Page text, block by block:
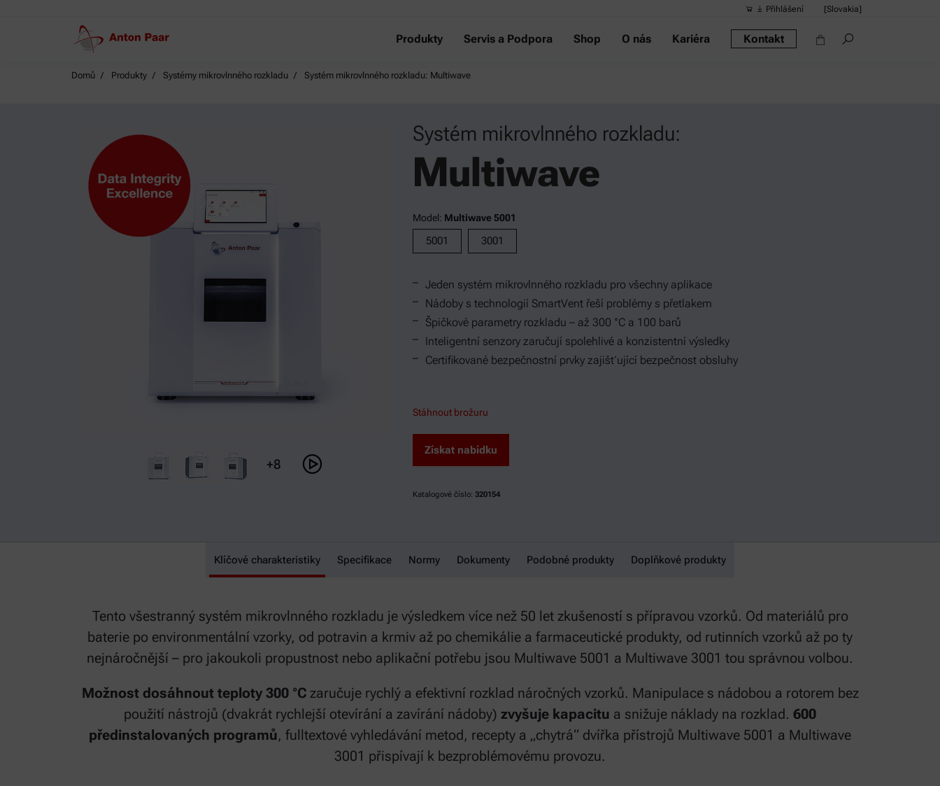
Přihlášení [Slovakia]
Produkty Servis a Podpora Shop O nás Kariéra Kontakt
Domů Produkty Systémy mikrovlnného rozkladu Systém mikrovlnného rozkladu: Multiwave
Systém mikrovlnného rozkladu:
Multiwave
+8
Model: Multiwave 5001
5001 3001
Jeden systém mikrovlnného rozkladu pro všechny aplikace
Nádoby s technologií SmartVent řeší problémy s přetlakem
Špičkové parametry rozkladu – až 300 °C a 100 barů
Inteligentní senzory zaručují spolehlivé a konzistentní výsledky
Certifikované bezpečnostní prvky zajišťující bezpečnost obsluhy
Stáhnout brožuru
Získat nabídku
Katalogové číslo: 320154
Multiwave 5001
Klíčové charakteristiky Specifikace Normy Dokumenty Podobné produkty Doplňkové produkty
Tento všestranný systém mikrovlnného rozkladu je výsledkem více než 50 let zkušeností s přípravou vzorků. Od materiálů pro
baterie po environmentální vzorky, od potravin a krmiv až po chemikálie a farmaceutické produkty, od rutinních vzorků až po ty
nejnáročnější – pro jakoukoli propustnost nebo aplikační potřebu jsou Multiwave 5001 a Multiwave 3001 tou správnou volbou.
Možnost dosáhnout teploty 300 °Czaručuje rychlý a efektivní rozklad náročných vzorků. Manipulace s nádobou a rotorem bez
použití nástrojů (dvakrát rychlejší otevírání a zavírání nádoby) zvyšuje kapacitu a snižuje náklady na rozklad. 600
předinstalovaných programů, fulltextové vyhledávání metod, recepty a „chytrá“ dvířka přístrojů Multiwave 5001 a Multiwave
3001 přispívají k bezproblémovému provozu.